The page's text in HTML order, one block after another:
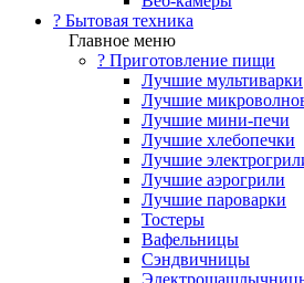
? Бытовая техника
Главное меню
? Приготовление пищи
Лучшие мультиварки
Лучшие
Лучшие мини-печи
Лучшие хлебопечки
Лучшие
Лучшие аэрогрили
Лучшие пароварки
Тостеры
Вафельницы
Сэндвичницы